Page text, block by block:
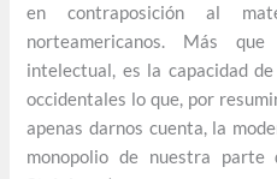
en contraposición al
norteamericanos. Más
intelectual, es la capacidad
occidentales lo que, por
apenas darnos cuenta, la
monopolio de nuestra parte